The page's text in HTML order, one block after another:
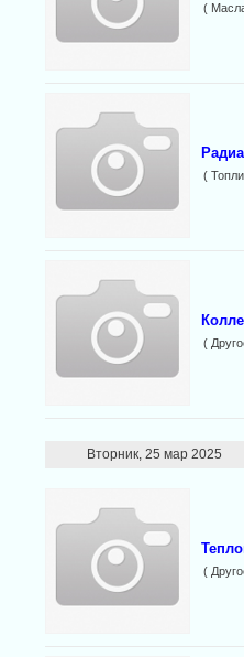
(
(
(
Вторник, 25 мар 2025
(